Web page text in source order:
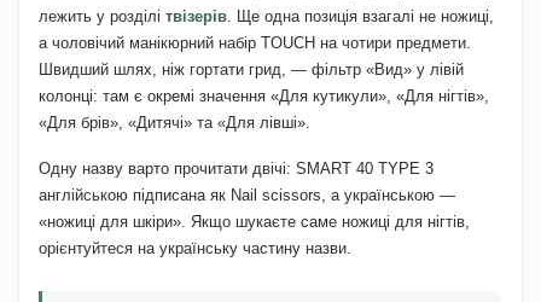
лежить у розділітвізерів. Ще одна позиція взагалі не ножиці,
а чоловічий манікюрний набір TOUCH на чотири предмети.
Швидший шлях, ніж гортати грид, — фільтр «Вид» у лівій
колонці: там є окремі значення «Для кутикули», «Для нігтів»,
«Для брів», «Дитячі» та «Для лівші».
Одну назву варто прочитати двічі: SMART 40 TYPE 3
англійською підписана як Nail scissors, а українською —
«ножиці для шкіри». Якщо шукаєте саме ножиці для нігтів,
орієнтуйтеся на українську частину назви.